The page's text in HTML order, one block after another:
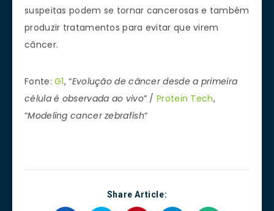
suspeitas podem se tornar cancerosas e também
produzir tratamentos para evitar que virem
câncer.
Fonte:G1, “Evolução de câncer desde a primeira
célula é observada ao vivo” /Protein Tech,
“Modeling cancer zebrafish“
Share Article: